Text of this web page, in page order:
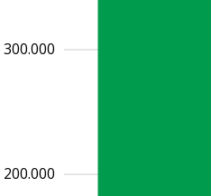
200.000
300.000